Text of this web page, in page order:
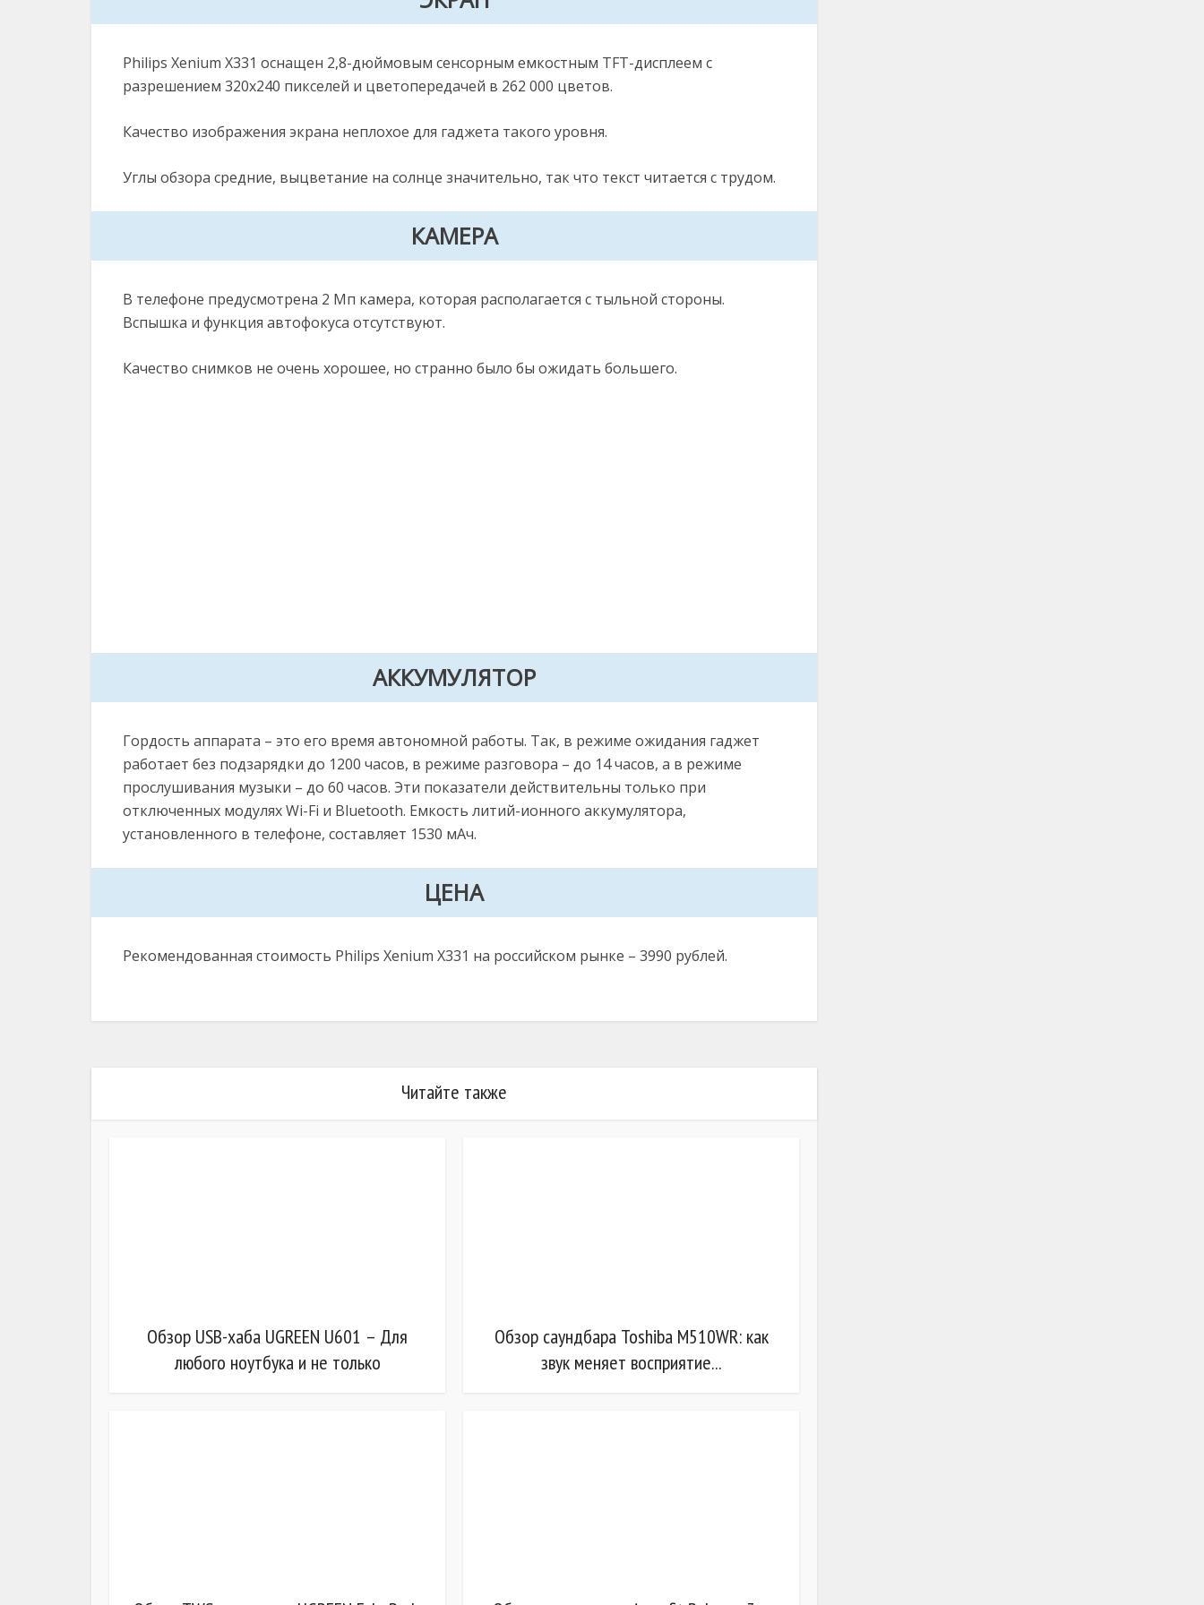
Philips Xenium X331 оснащен 2,8-дюймовым сенсорным емкостным TFT-дисплеем с
разрешением 320х240 пикселей и цветопередачей в 262 000 цветов.
Качество изображения экрана неплохое для гаджета такого уровня.
Углы обзора средние, выцветание на солнце значительно, так что текст читается с трудом.
КАМЕРА
В телефоне предусмотрена 2 Мп камера, которая располагается с тыльной стороны.
Вспышка и функция автофокуса отсутствуют.
Качество снимков не очень хорошее, но странно было бы ожидать большего.
АККУМУЛЯТОР
Гордость аппарата – это его время автономной работы. Так, в режиме ожидания гаджет
работает без подзарядки до 1200 часов, в режиме разговора – до 14 часов, а в режиме
прослушивания музыки – до 60 часов. Эти показатели действительны только при
отключенных модулях Wi-Fi и Bluetooth. Емкость литий-ионного аккумулятора,
установленного в телефоне, составляет 1530 мАч.
ЦЕНА
Рекомендованная стоимость Philips Xenium X331 на российском рынке – 3990 рублей.
Читайте также
Обзор USB-хаба UGREEN U601 – Для
любого ноутбука и не только
Обзор саундбара Toshiba M510WR: как
звук меняет восприятие...